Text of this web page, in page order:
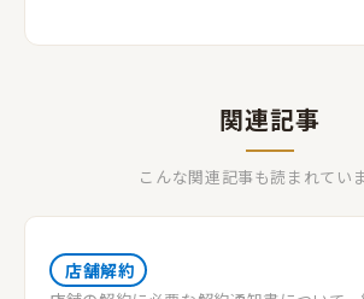
関連記事
こんな関連記事も読まれていま
店舗解約